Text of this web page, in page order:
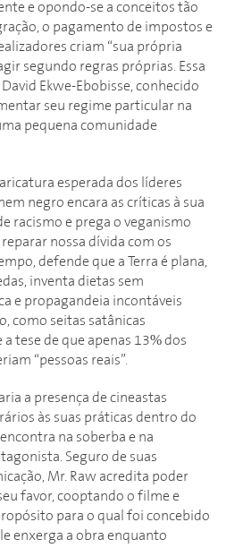
e opondo-se a conceitos tão
o pagamento de impostos e
criam “sua própria
segundo regras próprias. Essa
Ekwe-Ebobisse, conhecido
seu regime particular na
pequena comunidade
esperada dos líderes
negro encara as críticas à sua
racismo e prega o veganismo
nossa dívida com os
defende que a Terra é plana,
inventa dietas sem
e propagandeia incontáveis
como seitas satânicas
tese de que apenas 13% dos
“pessoas reais”.
a presença de cineastas
às suas práticas dentro do
na soberba e na
Seguro de suas
Mr. Raw acredita poder
favor, cooptando o filme e
para o qual foi concebido
enxerga a obra enquanto